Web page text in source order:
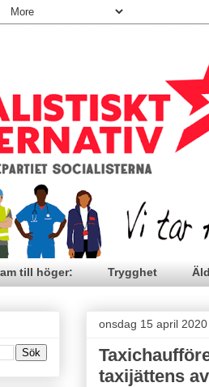
till höger: Trygghet
onsdag 15 april 2020
taxijättens